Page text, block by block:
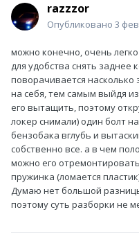
razzzor
Опубликовано 3
можно конечно, очень
для удобства снять заднее
поворачивается
на себя, тем самым выйдя
его вытащить, поэтому
локер снимали) один болт
бензобака вглубь и
собственно все. а в чем
можно его
пружинка (ломается
Думаю нет большой
поэтому суть разборки не